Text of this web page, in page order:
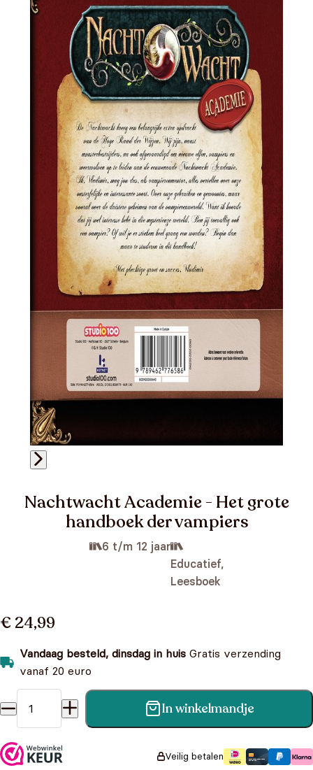
Nachtwacht Academie - Het grote
handboek der vampiers
6 t/m 12 jaar
Educatief,
Leesboek
€ 24,99
Vandaag besteld, dinsdag in huis Gratis verzending
vanaf 20 euro
Nachtwacht Academie - Het grote handboek der vampiers
In winkelmandje
Veilig betalen